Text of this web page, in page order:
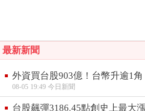
最新新聞
外資買台股903億！台幣升逾1
08-05 19:49 今日新聞
台股飆彈3186.45點創史上最大